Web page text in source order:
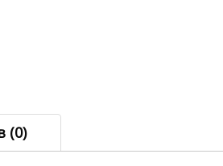
(0)